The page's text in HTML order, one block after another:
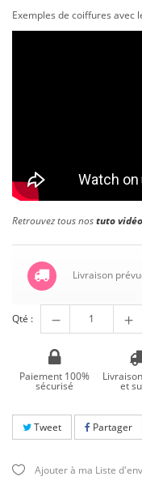
Exemples de coiffures avec
Retrouvez tous nostuto
Livraison
Qté :
Paiement 100%
sécurisé et
Tweet Partager
Ajouter à ma Liste